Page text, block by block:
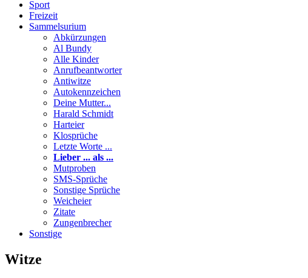
Sport
Freizeit
Sammelsurium
Abkürzungen
Al Bundy
Alle Kinder
Anrufbeantworter
Antiwitze
Autokennzeichen
Deine Mutter...
Harald Schmidt
Harteier
Klosprüche
Letzte Worte ...
Lieber ... als ...
Mutproben
SMS-Sprüche
Sonstige Sprüche
Weicheier
Zitate
Zungenbrecher
Sonstige
Witze